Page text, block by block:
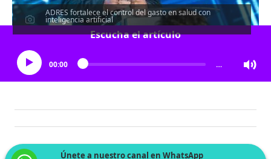
ADRES fortalece el control del gasto en salud con
inteligencia artificial
Escucha el artículo
00:00 …
Únete a nuestro canal en WhatsApp